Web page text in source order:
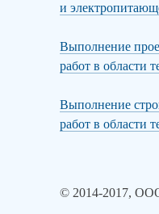
и
Выполнение
работ в области
Выполнение
работ в области
© 2014-2017,